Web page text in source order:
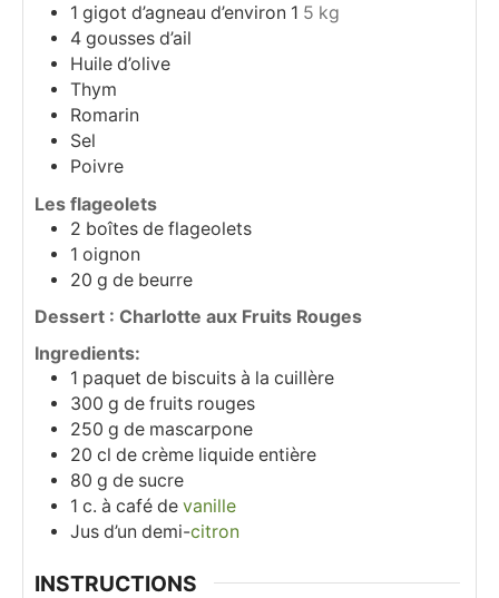
1 gigot d’agneau d’environ 1 5 kg
4 gousses d’ail
Huile d’olive
Thym
Romarin
Sel
Poivre
Les flageolets
2 boîtes de flageolets
1 oignon
20 g de beurre
Dessert : Charlotte aux Fruits Rouges
Ingredients:
1 paquet de biscuits à la cuillère
300 g de fruits rouges
250 g de mascarpone
20 cl de crème liquide entière
80 g de sucre
1 c. à café de vanille
Jus d’un demi-citron
INSTRUCTIONS